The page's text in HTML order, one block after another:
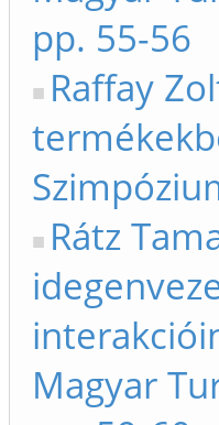
pp. 55-56
Raffay
Rátz
Magyar